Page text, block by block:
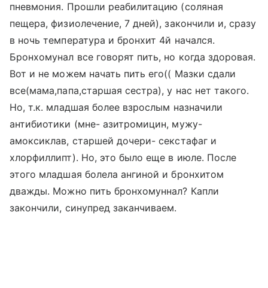
пневмония. Прошли реабилитацию (соляная
пещера, физиолечение, 7 дней), закончили и, сразу
в ночь температура и бронхит 4й начался.
Бронхомунал все говорят пить, но когда здоровая.
Вот и не можем начать пить его(( Мазки сдали
все(мама,папа,старшая сестра), у нас нет такого.
Но, т.к. младшая более взрослым назначили
антибиотики (мне- азитромицин, мужу-
амоксиклав, старшей дочери- секстафаг и
хлорфиллипт). Но, это было еще в июле. После
этого младшая болела ангиной и бронхитом
дважды. Можно пить бронхомуннал? Капли
закончили, синупред заканчиваем.